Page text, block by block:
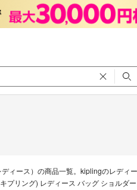
ィース）の商品一覧。kiplingのレディ
プリング) レディース バッグ ショルダ